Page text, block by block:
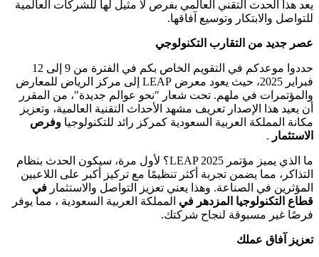
يعد هذا الحدث التقني العالمي بفرص لا مثيل لها للشركات العالمية
للتواصل والابتكار وتوسيع آفاقها.
عصر جديد من التقارب التكنولوجي
حددوا موعدكم في التقويم الخاص بكم في الفترة من 9 إلى 12
فبراير 2025، حيث يعود معرض LEAP إلى مركز الرياض للمعارض
والمؤتمرات في ملهم. تحت شعار "نحو عوالم جديدة"، من المقرر
أن يعيد هذا الإصدار تعريف مشهد الأحداث التقنية العالمية، وتعزيز
مكانة المملكة العربية السعودية كمركز رائد للتكنولوجيا وفرص
الاستثمار .
ما الذي يميز مؤتمر LEAP 2025؟ لأول مرة، سيكون الحدث بنظام
التذاكر، مما يضمن تجربة أكثر تنظيمًا مع تركيز أكبر على اللاعبين
المؤثرين في الصناعة. وهذا يعني تعزيز التواصل والاستثمار في
قطاع التكنولوجيا المزدهر في المملكة العربية السعودية ، مما يوفر
فرصًا غير مسبوقة لنجاح شركتك.
تعزيز آفاق عملك